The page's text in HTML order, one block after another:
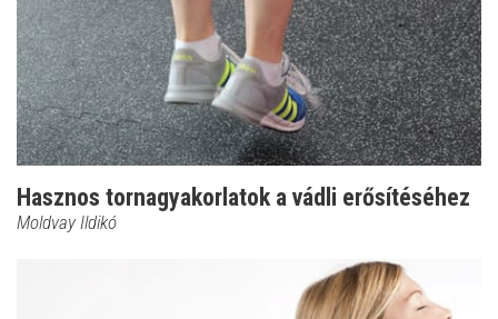
Hasznos tornagyakorlatok a vádli erősítéséhez
Moldvay Ildikó